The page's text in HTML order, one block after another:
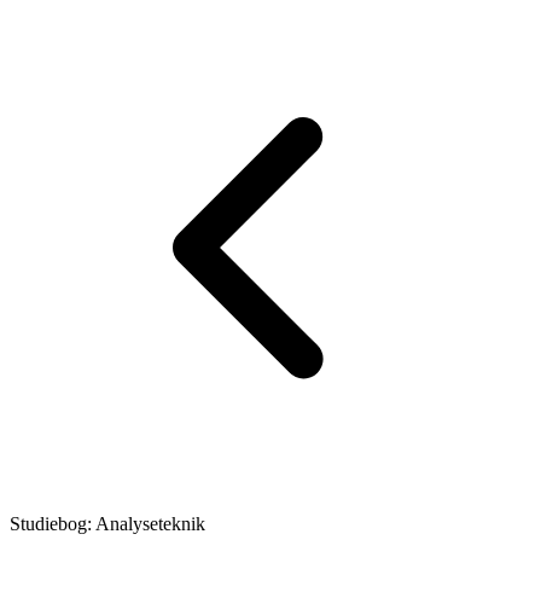
Studiebog: Analyseteknik